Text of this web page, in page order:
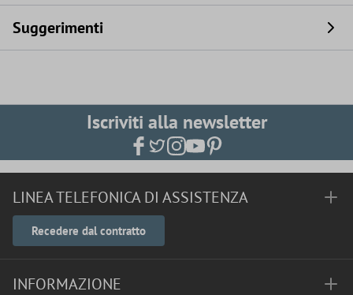
Suggerimenti
Iscriviti alla newsletter
LINEA TELEFONICA DI ASSISTENZA
Recedere dal contratto
INFORMAZIONE